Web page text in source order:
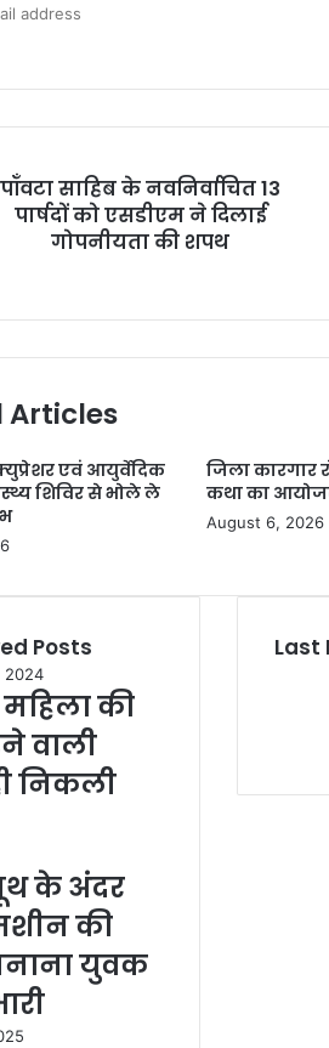
पॉंवटा सा‌हिब के नवनिर्वाचित 13
पार्षदों को एसडीएम ने दिलाई
गोपनीयता की शपथ
Articles
एवं आयुर्वेदिक
शिविर से भोले ले
जिला कारगार
कथा का
August 6, 2026
Posts
2024
की
वाली
निकली
के अंदर
की
युवक
Last